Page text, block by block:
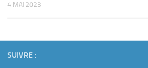
4 MAI 2023
SUIVRE :